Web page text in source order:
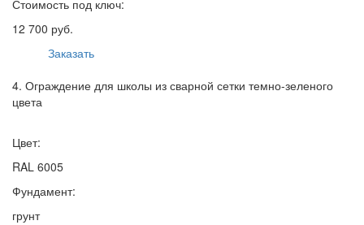
Стоимость под ключ:
12 700 руб.
Заказать
4. Ограждение для школы из сварной сетки темно-зеленого
цвета
Цвет:
RAL 6005
Фундамент:
грунт